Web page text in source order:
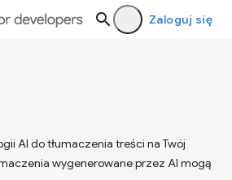
Zaloguj się
AI do tłumaczenia treści na Twój
wygenerowane przez AI mogą